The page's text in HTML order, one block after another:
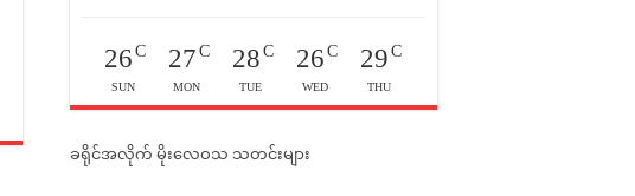
26 C
SUN
27 C
MON
28 C
TUE
26 C
WED
29 C
THU
ခရိုင်အလိုက် မိုးလေဝသ သတင်းများ